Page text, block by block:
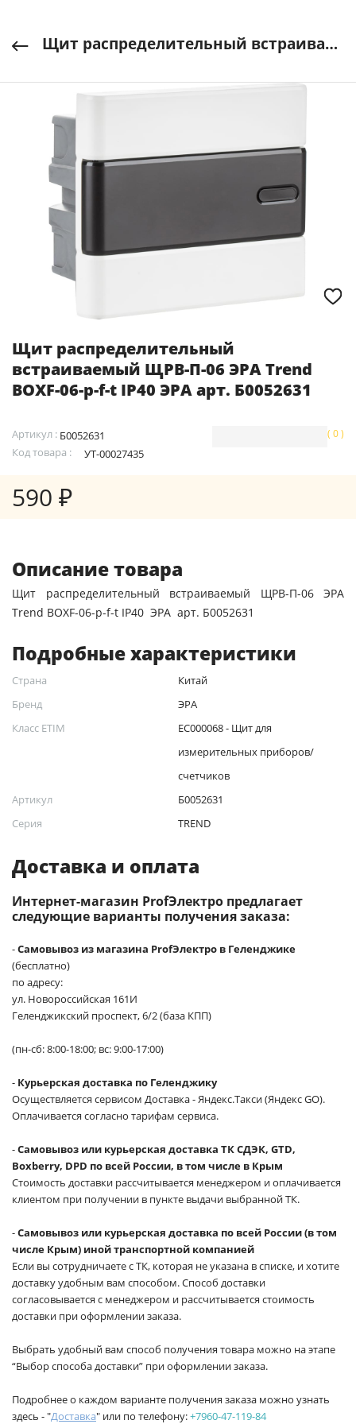
Щит распределительный встраиваемый ЩРВ-П-06 ЭРА Trend BOXF-06-p-f-t IP40 ЭРА арт. Б0052631
Щит распределительный
встраиваемый ЩРВ-П-06 ЭРА Trend
BOXF-06-p-f-t IP40 ЭРА арт. Б0052631
Артикул : Б0052631
Код товара :
УТ-00027435
( 0 )
590 ₽
Описание товара
Щит распределительный встраиваемый ЩРВ-П-06 ЭРА
Trend BOXF-06-p-f-t IP40 ЭРА арт. Б0052631
Подробные характеристики
Страна
Китай
Бренд
ЭРА
Класс ETIM
EC000068 - Щит для
измерительных приборов/
счетчиков
Артикул
Б0052631
Серия
TREND
Доставка и оплата
Интернет-магазин ProfЭлектро предлагает
следующие варианты получения заказа:
-Самовывоз из магазина ProfЭлектро в Геленджике
(бесплатно)
по адресу:
ул. Новороссийская 161И
Геленджикский проспект, 6/2 (база КПП)
(пн-сб: 8:00-18:00; вс: 9:00-17:00)
- Курьерская доставка по Геленджику
Осуществляется сервисом Доставка - Яндекс.Такси (Яндекс GO).
Оплачивается согласно тарифам сервиса.
-Самовывоз или курьерская доставка ТК СДЭК, GTD,
Boxberry, DPD по всей России, в том числе в Крым
Стоимость доставки рассчитывается менеджером и оплачивается
клиентом при получении в пункте выдачи выбранной ТК.
-Самовывоз или курьерская доставка по всей России (в том
числе Крым) иной транспортной компанией
Если вы сотрудничаете с ТК, которая не указана в списке, и хотите
доставку удобным вам способом. Способ доставки
согласовывается с менеджером и рассчитывается стоимость
доставки при оформлении заказа.
Выбрать удобный вам способ получения товара можно на этапе
“Выбор способа доставки” при оформлении заказа.
Подробнее о каждом варианте получения заказа можно узнать
здесь - "Доставка" или по телефону:+7960-47-119-84